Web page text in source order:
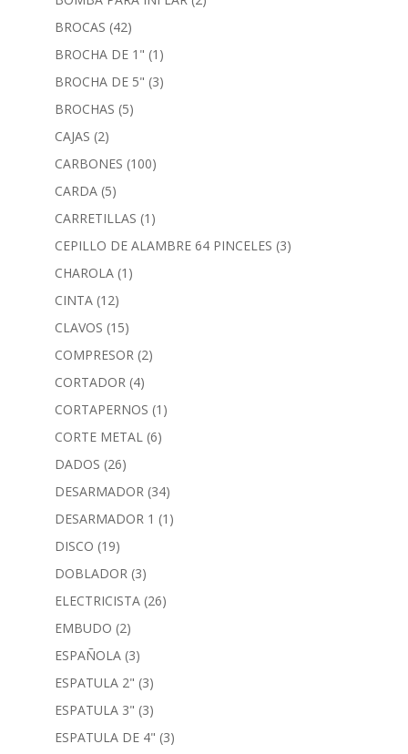
BROCAS (42)
BROCHA DE 1" (1)
BROCHA DE 5" (3)
BROCHAS (5)
CAJAS (2)
CARBONES (100)
CARDA (5)
CARRETILLAS (1)
CEPILLO DE ALAMBRE 64 PINCELES (3)
CHAROLA (1)
CINTA (12)
CLAVOS (15)
COMPRESOR (2)
CORTADOR (4)
CORTAPERNOS (1)
CORTE METAL (6)
DADOS (26)
DESARMADOR (34)
DESARMADOR 1 (1)
DISCO (19)
DOBLADOR (3)
ELECTRICISTA (26)
EMBUDO (2)
ESPAÑOLA (3)
ESPATULA 2" (3)
ESPATULA 3" (3)
ESPATULA DE 4" (3)